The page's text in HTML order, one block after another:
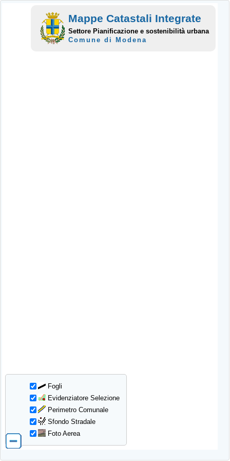
Fogli
Evidenziatore Selezione
Perimetro Comunale
Sfondo Stradale
Foto Aerea
Mappe Catastali Integrate
Settore Pianificazione e sostenibilità urbana
Comune di Modena